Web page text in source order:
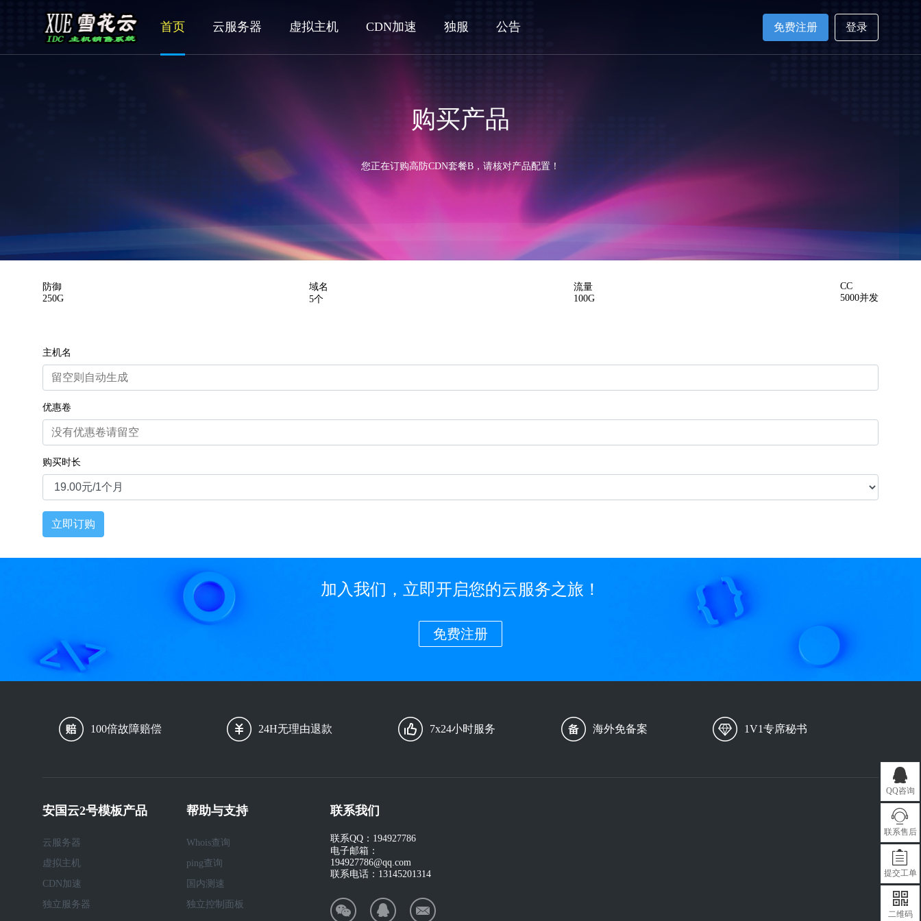
首页 云服务器 虚拟主机 CDN加速 独服 公告 免费注册 登录
购买产品
您正在订购高防CDN套餐B，请核对产品配置！
防御
250G
域名
5个
流量
100G
CC
5000并发
主机名
优惠卷
购买时长
立即订购
加入我们，立即开启您的云服务之旅！
免费注册
100倍故障赔偿 24H无理由退款 7x24小时服务 海外免备案 1V1专席秘书
安国云2号模板产品
云服务器
虚拟主机
CDN加速
独立服务器
帮助与支持
Whois查询
ping查询
国内测速
独立控制面板
联系我们
联系QQ： 194927786
电子邮箱：
194927786@qq.com
联系电话： 13145201314
QQ咨询
联系售后
提交工单
二维码